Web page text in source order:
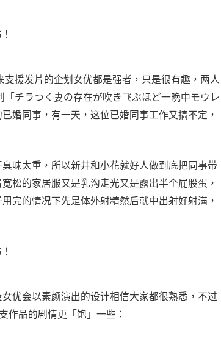
援发片的企划女优都是强者，只是很有趣，两人
チラつく妻の存在が吹き飞ぶほど一晩中モウレ
婚同事，有一天，这位已婚同事工作又搞不定，
味太重，所以新井和小花就好人做到底把同事带
松的家居服又是乳沟走光又是露出半个屁股蛋，
完的情况下先是体外射精然后就中出射好射满，
优会以素颜演出的设计相信大家都很熟悉，不过
作品的剧情更「饱」一些：